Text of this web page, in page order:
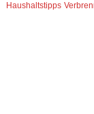
Haushaltstipps